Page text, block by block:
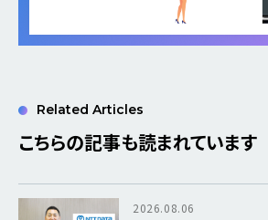
Related Articles
こちらの記事も読まれています
2026.08.06